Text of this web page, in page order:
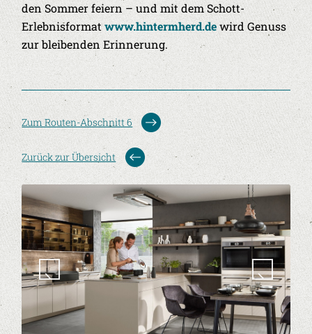
den Sommer feiern – und mit dem Schott-
Erlebnisformatwww.hintermherd.dewird Genuss
zur bleibenden Erinnerung.
Zum Routen-Abschnitt 6
Zurück zur Übersicht